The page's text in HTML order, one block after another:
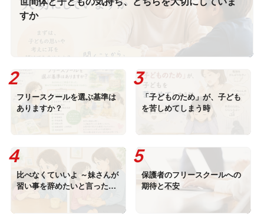
すか
フリースクールを選ぶ基準は
ありますか？
「子どものため」が、子ども
を苦しめてしまう時
比べなくていいよ ～妹さんが
習い事を辞めたいと言ったと
保護者のフリースクールへの
期待と不安